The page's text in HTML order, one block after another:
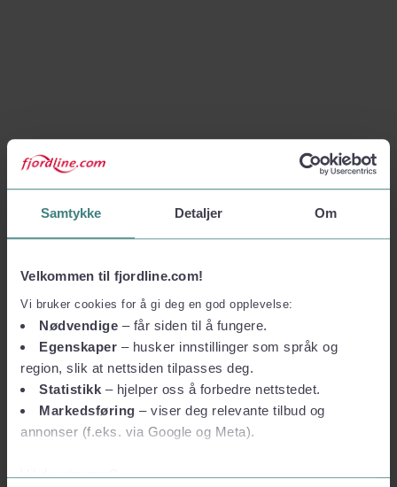
Samtykke Detaljer Om
Velkommen til fjordline.com!
Vi bruker cookies for å gi deg en god opplevelse:
Nødvendige – får siden til å fungere.
Egenskaper – husker innstillinger som språk og
region, slik at nettsiden tilpasses deg.
Statistikk – hjelper oss å forbedre nettstedet.
Markedsføring – viser deg relevante tilbud og
annonser (f.eks. via Google og Meta).
Vil du vite mer?